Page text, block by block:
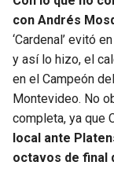
con Andrés
‘Cardenal’ evitó
y así lo hizo, el
en el Campeón
Montevideo. No
completa, ya que
local ante
octavos de final